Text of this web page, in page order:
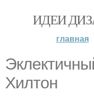
ИДЕИ
главная
Хилтон